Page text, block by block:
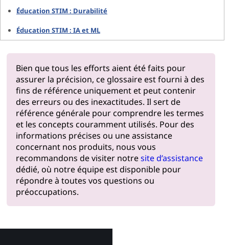
Éducation STIM : Durabilité
Éducation STIM : IA et ML
Bien que tous les efforts aient été faits pour
assurer la précision, ce glossaire est fourni à des
fins de référence uniquement et peut contenir
des erreurs ou des inexactitudes. Il sert de
référence générale pour comprendre les termes
et les concepts couramment utilisés. Pour des
informations précises ou une assistance
concernant nos produits, nous vous
recommandons de visiter notresite d’assistance
dédié, où notre équipe est disponible pour
répondre à toutes vos questions ou
préoccupations.